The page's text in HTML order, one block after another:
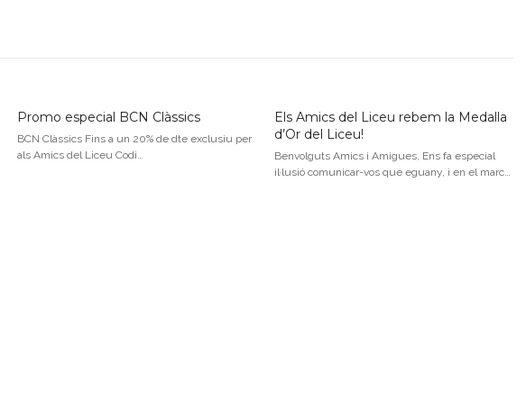
Promo especial BCN Clàssics
BCN Clàssics Fins a un 20% de dte exclusiu per
als Amics del Liceu Codi…
Els Amics del Liceu rebem la Medalla
d’Or del Liceu!
Benvolguts Amics i Amigues, Ens fa especial
il·lusió comunicar-vos que eguany, i en el marc…